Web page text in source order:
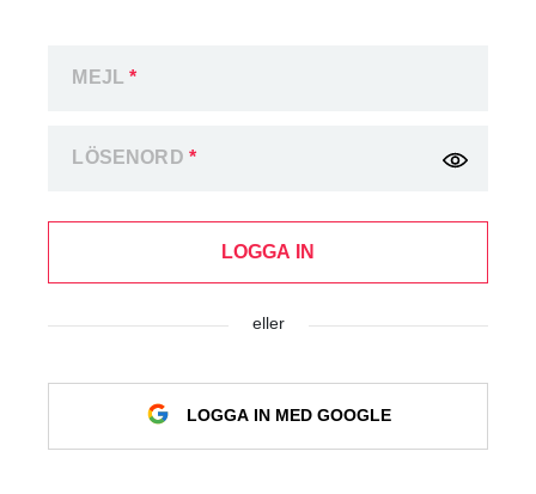
MEJL*
LÖSENORD *
LOGGA IN
eller
LOGGA IN MED GOOGLE